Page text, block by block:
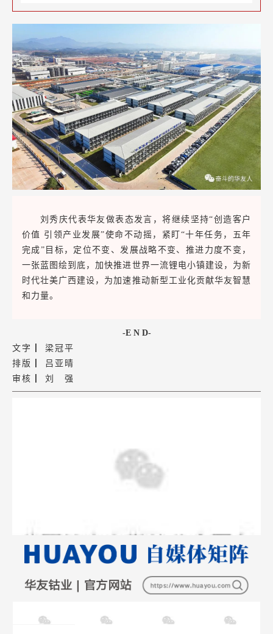
刘秀庆代表华友做表态发言，将继续坚持“创造客户
价值 引领产业发展”使命不动摇，紧盯“十年任务，五年
完成”目标，定位不变、发展战略不变、推进力度不变，
一张蓝图绘到底，加快推进世界一流锂电小镇建设，为新
时代壮美广西建设，为加速推动新型工业化贡献华友智慧
和力量。
-E N D-
文字 ▏梁冠平
排版 ▏吕亚晴
审核 ▏刘 强